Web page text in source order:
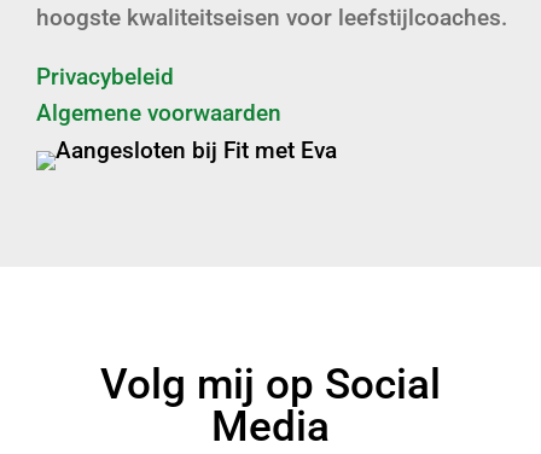
hoogste kwaliteitseisen voor leefstijlcoaches.
Privacybeleid
Algemene voorwaarden
Volg mij op Social
Media